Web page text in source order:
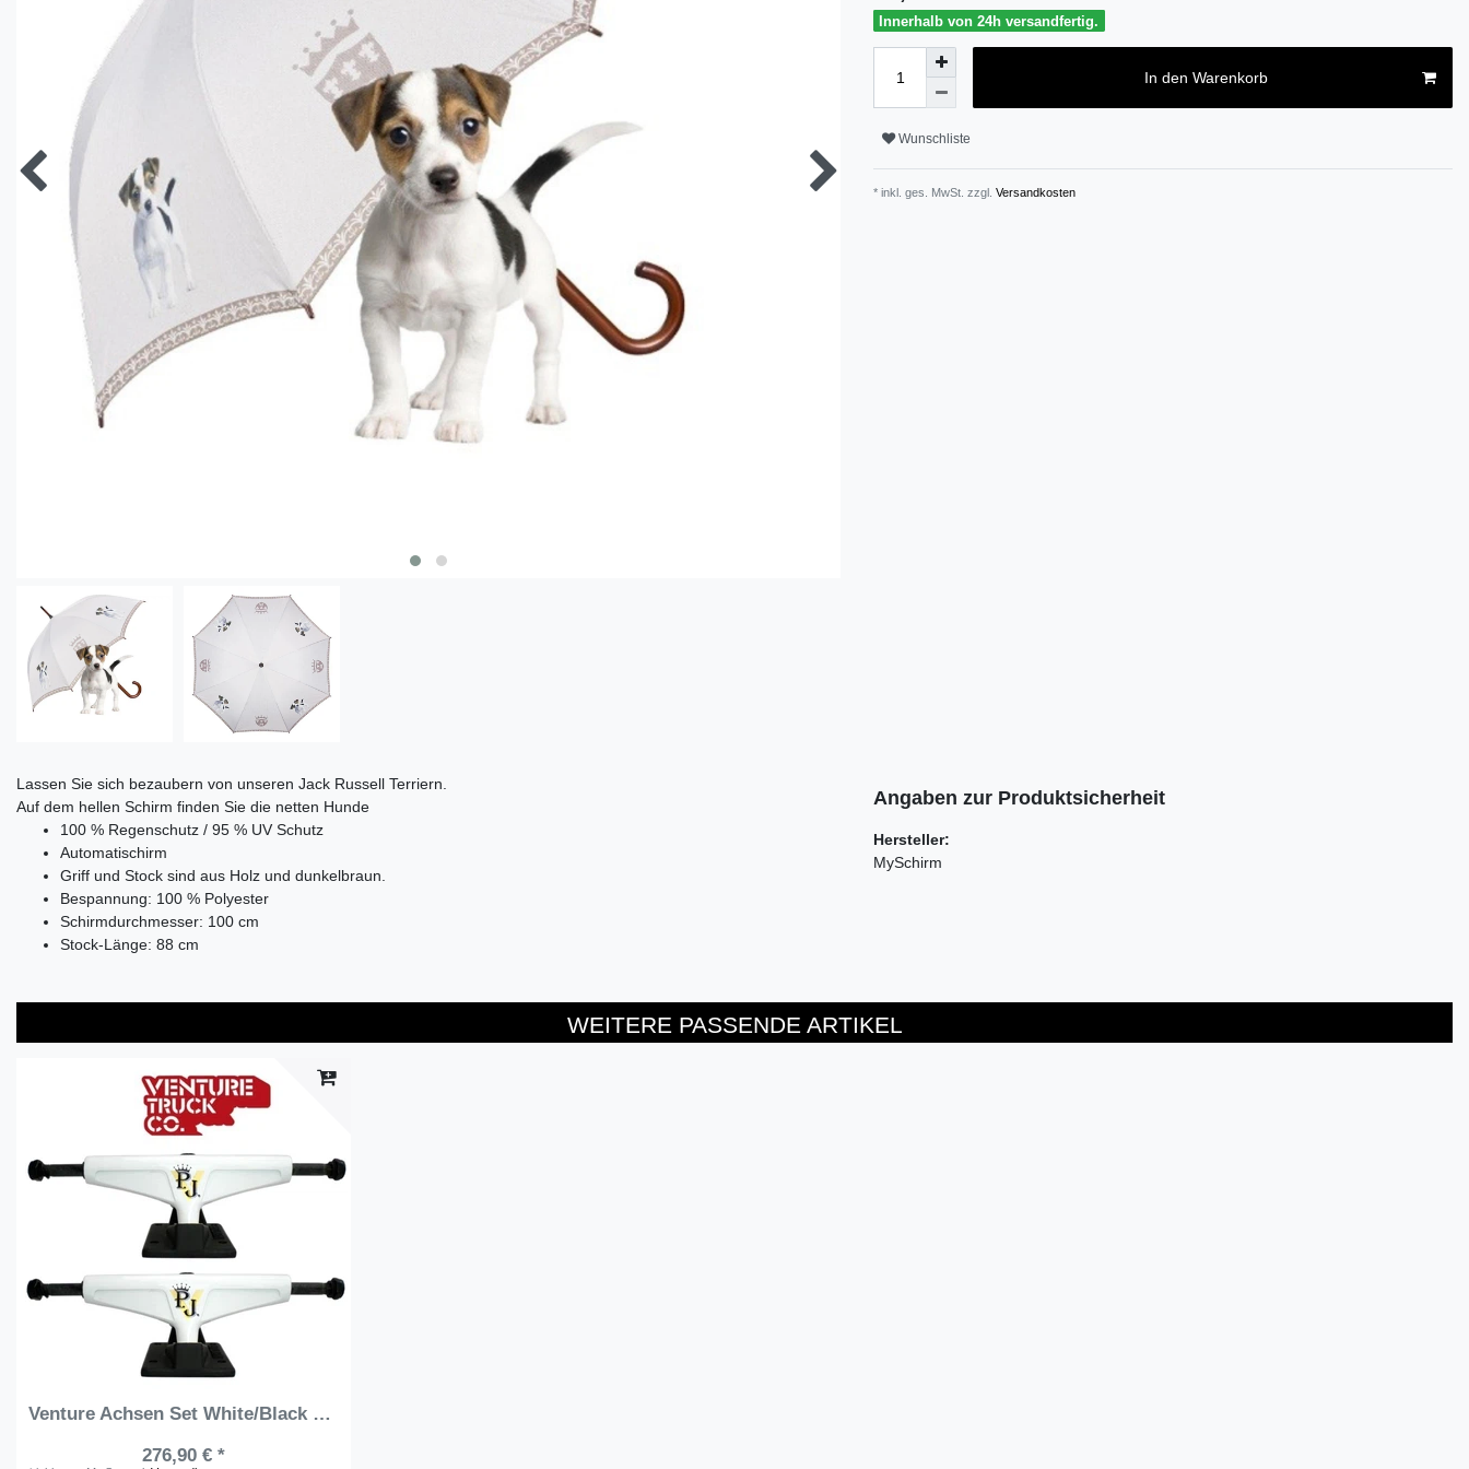
Innerhalb von 24h versandfertig.
In den Warenkorb
Wunschliste
* inkl. ges. MwSt. zzgl. Versandkosten
Lassen Sie sich bezaubern von unseren Jack Russell Terriern.
Auf dem hellen Schirm finden Sie die netten Hunde
100 % Regenschutz / 95 % UV Schutz
Automatischirm
Griff und Stock sind aus Holz und dunkelbraun.
Bespannung: 100 % Polyester
Schirmdurchmesser: 100 cm
Stock-Länge: 88 cm
Angaben zur Produktsicherheit
Hersteller:
MySchirm
WEITERE PASSENDE ARTIKEL
Venture Achsen Set White/Black 7.5 (2 Achsen)
276,90 € *